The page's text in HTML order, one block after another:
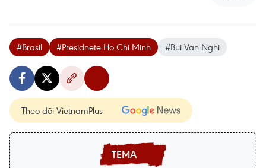
#Brasil #Presidnete Ho Chi Minh #Bui Van Nghi
Theo dõi VietnamPlus